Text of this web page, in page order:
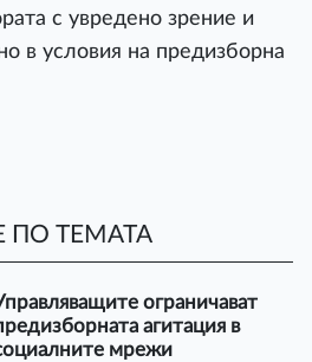
с увредено зрение и
в условия на предизборна
ТЕМАТА
ограничават
агитация в
мрежи